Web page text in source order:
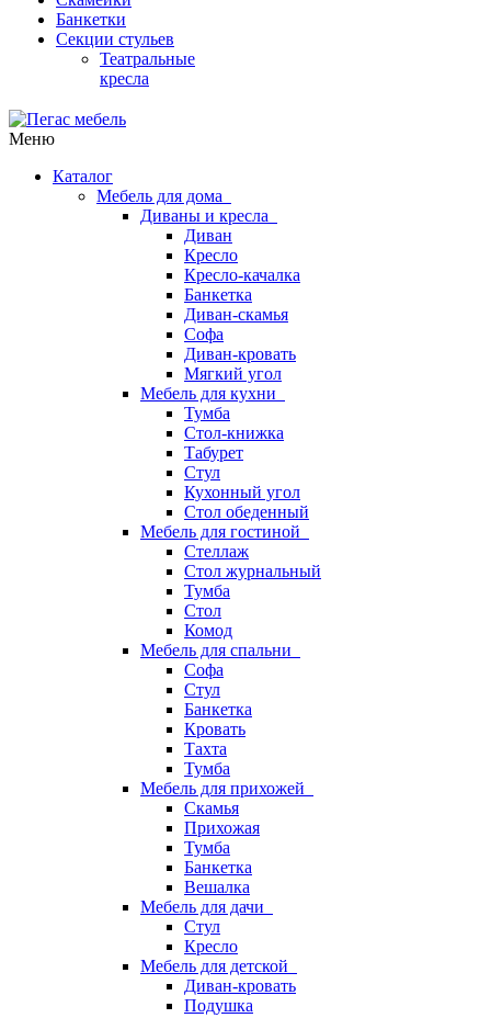
Банкетки
Секции стульев
Театральные
кресла
Меню
Каталог
Мебель для дома
Диваны и кресла
Диван
Кресло
Кресло-качалка
Банкетка
Диван-скамья
Софа
Диван-кровать
Мягкий угол
Мебель для кухни
Тумба
Стол-книжка
Табурет
Стул
Кухонный угол
Стол обеденный
Мебель для гостиной
Стеллаж
Стол журнальный
Тумба
Стол
Комод
Мебель для спальни
Софа
Стул
Банкетка
Кровать
Тахта
Тумба
Мебель для прихожей
Скамья
Прихожая
Тумба
Банкетка
Вешалка
Мебель для дачи
Стул
Кресло
Мебель для детской
Диван-кровать
Подушка